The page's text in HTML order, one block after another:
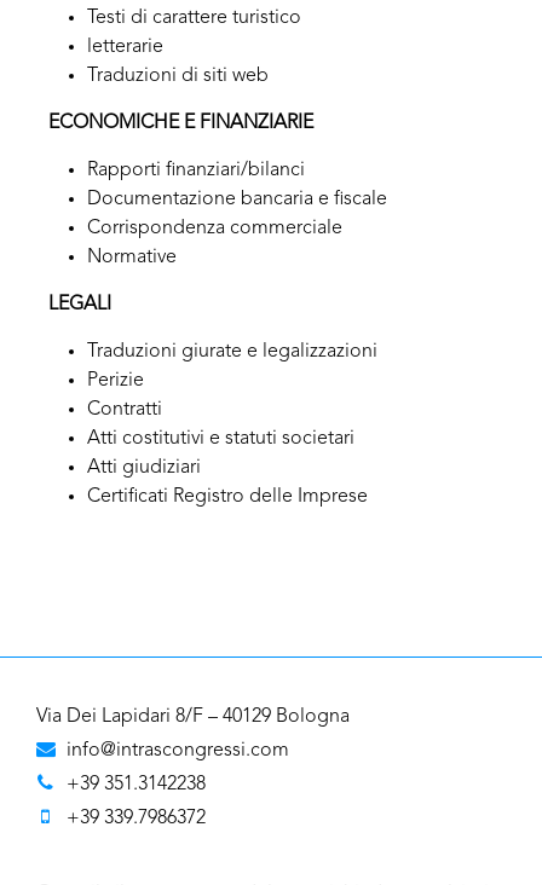
Testi di carattere turistico
letterarie
Traduzioni di siti web
ECONOMICHE E FINANZIARIE
Rapporti finanziari/bilanci
Documentazione bancaria e fiscale
Corrispondenza commerciale
Normative
LEGALI
Traduzioni giurate e legalizzazioni
Perizie
Contratti
Atti costitutivi e statuti societari
Atti giudiziari
Certificati Registro delle Imprese
Via Dei Lapidari 8/F – 40129 Bologna
info@intrascongressi.com
+39 351.3142238
+39 339.7986372